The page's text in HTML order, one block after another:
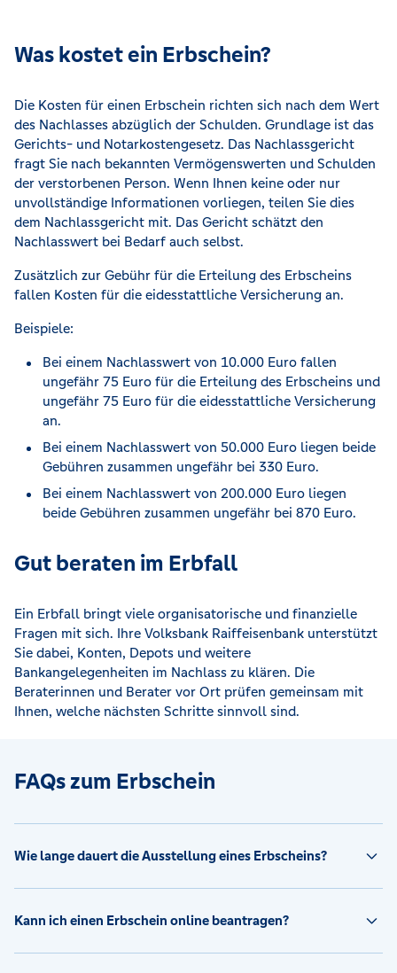
Was kostet ein Erbschein?
Die Kosten für einen Erbschein richten sich nach dem Wert
des Nachlasses abzüglich der Schulden. Grundlage ist das
Gerichts- und Notarkostengesetz. Das Nachlassgericht
fragt Sie nach bekannten Vermögenswerten und Schulden
der verstorbenen Person. Wenn Ihnen keine oder nur
unvollständige Informationen vorliegen, teilen Sie dies
dem Nachlassgericht mit. Das Gericht schätzt den
Nachlasswert bei Bedarf auch selbst.
Zusätzlich zur Gebühr für die Erteilung des Erbscheins
fallen Kosten für die eidesstattliche Versicherung an.
Beispiele:
Bei einem Nachlasswert von 10.000 Euro fallen
ungefähr 75 Euro für die Erteilung des Erbscheins und
ungefähr 75 Euro für die eidesstattliche Versicherung
an.
Bei einem Nachlasswert von 50.000 Euro liegen beide
Gebühren zusammen ungefähr bei 330 Euro.
Bei einem Nachlasswert von 200.000 Euro liegen
beide Gebühren zusammen ungefähr bei 870 Euro.
Gut beraten im Erbfall
Ein Erbfall bringt viele organisatorische und finanzielle
Fragen mit sich. Ihre Volksbank Raiffeisenbank unterstützt
Sie dabei, Konten, Depots und weitere
Bankangelegenheiten im Nachlass zu klären. Die
Beraterinnen und Berater vor Ort prüfen gemeinsam mit
Ihnen, welche nächsten Schritte sinnvoll sind.
FAQs zum Erbschein
Wie lange dauert die Ausstellung eines Erbscheins?
Kann ich einen Erbschein online beantragen?